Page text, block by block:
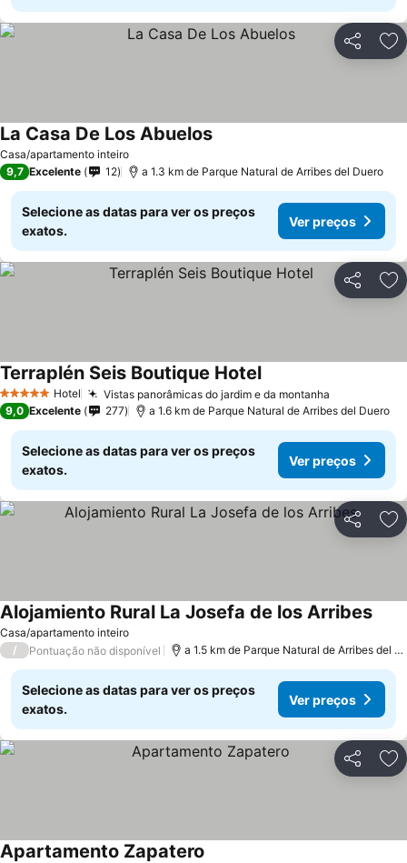
Partilhar
Casa/apartamento inteiro
La Casa De Los Abuelos
9,7 Excelente 12 a 1.3 km de Parque Natural de Arribes del Duero
Selecione as datas para ver os preços
exatos.
Ver preços
Partilhar
5 Estrelas Hotel Vistas panorâmicas do jardim e da montanha
Terraplén Seis Boutique Hotel
9,0 Excelente 277 a 1.6 km de Parque Natural de Arribes del Duero
Selecione as datas para ver os preços
exatos.
Ver preços
Partilhar
Casa/apartamento inteiro
Alojamiento Rural La Josefa de los Arribes
/ Pontuação não disponível a 1.5 km de Parque Natural de Arribes del Duero
Selecione as datas para ver os preços
exatos.
Ver preços
Partilhar
Apartamento Zapatero